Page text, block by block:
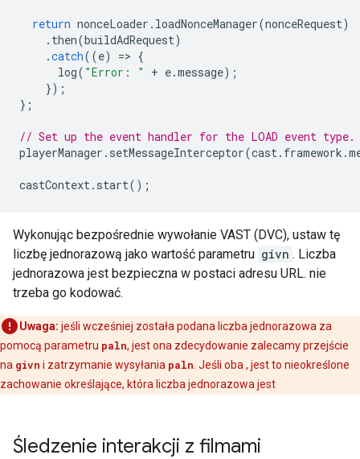
return nonceLoader . loadNonceManager(nonceRequest)
. then(buildAdRequest)
.catch((e) => {
log( "Error: " + e.message);
});
};
// Set up the event handler for the LOAD event type.
playerManager . setMessageInterceptor(cast. framework .
castContext. start();
Wykonując bezpośrednie wywołanie VAST (DVC), ustaw tę
liczbę jednorazową jako wartość parametru givn . Liczba
jednorazowa jest bezpieczna w postaci adresu URL. nie
trzeba go kodować.
Uwaga: jeśli wcześniej została podana liczba jednorazowa za
pomocą parametru paln, jest ona zdecydowanie zalecamy przejście
na givn i zatrzymanie wysyłania paln . Jeśli oba , jest to nieokreślone
zachowanie określające, która liczba jednorazowa jest
Śledzenie interakcji z filmami